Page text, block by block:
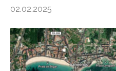
02.02.2025